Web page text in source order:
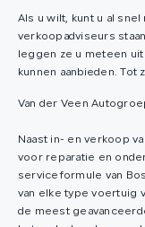
Als u wilt, kunt u al
verkoopadviseurs
leggen ze u meteen
kunnen aanbieden.
Van der Veen
Naast in- en verkoop
voor reparatie en
serviceformule van
van elke type voertuig
de meest